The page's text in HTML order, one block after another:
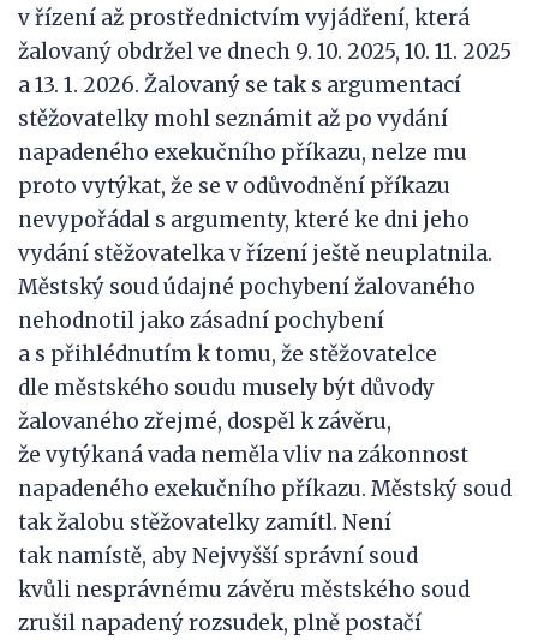
v řízení až prostřednictvím vyjádření, která
žalovaný obdržel ve dnech 9. 10. 2025, 10. 11. 2025
a 13. 1. 2026. Žalovaný se tak s argumentací
stěžovatelky mohl seznámit až po vydání
napadeného exekučního příkazu, nelze mu
proto vytýkat, že se v odůvodnění příkazu
nevypořádal s argumenty, které ke dni jeho
vydání stěžovatelka v řízení ještě neuplatnila.
Městský soud údajné pochybení žalovaného
nehodnotil jako zásadní pochybení
a s přihlédnutím k tomu, že stěžovatelce
dle městského soudu musely být důvody
žalovaného zřejmé, dospěl k závěru,
že vytýkaná vada neměla vliv na zákonnost
napadeného exekučního příkazu. Městský soud
tak žalobu stěžovatelky zamítl. Není
tak namístě, aby Nejvyšší správní soud
kvůli nesprávnému závěru městského soud
zrušil napadený rozsudek, plně postačí